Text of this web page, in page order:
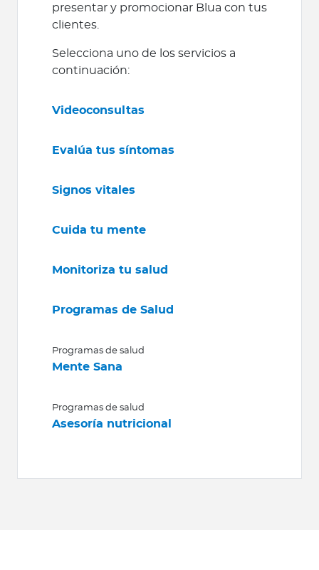
presentar y promocionar Blua con tus
clientes.
Selecciona uno de los servicios a
continuación:
Videoconsultas
Evalúa tus síntomas
Signos vitales
Cuida tu mente
Monitoriza tu salud
Programas de Salud
Programas de salud
Mente Sana
Programas de salud
Asesoría nutricional